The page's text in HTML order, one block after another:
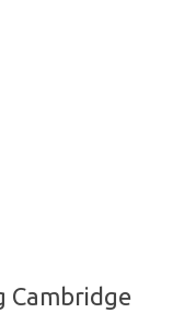
Cambridge